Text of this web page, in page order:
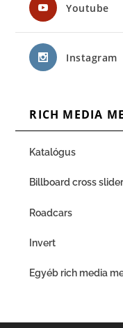
Youtube
Instagram
RICH MEDIA
Katalógus
Billboard cross slider
Roadcars
Invert
Egyéb rich media